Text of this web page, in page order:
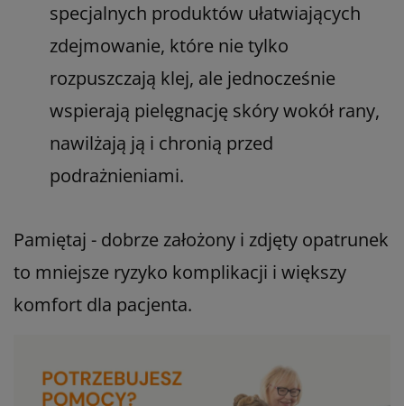
specjalnych produktów ułatwiających
zdejmowanie, które nie tylko
rozpuszczają klej, ale jednocześnie
wspierają pielęgnację skóry wokół rany,
nawilżają ją i chronią przed
podrażnieniami.
Pamiętaj - dobrze założony i zdjęty opatrunek
to mniejsze ryzyko komplikacji i większy
komfort dla pacjenta.